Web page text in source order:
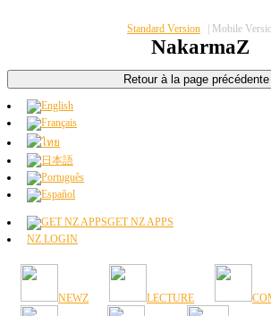
Standard Version Mobile
NakarmaZ
GET NZ APPS
NZ LOGIN
NEWZ LECTURE